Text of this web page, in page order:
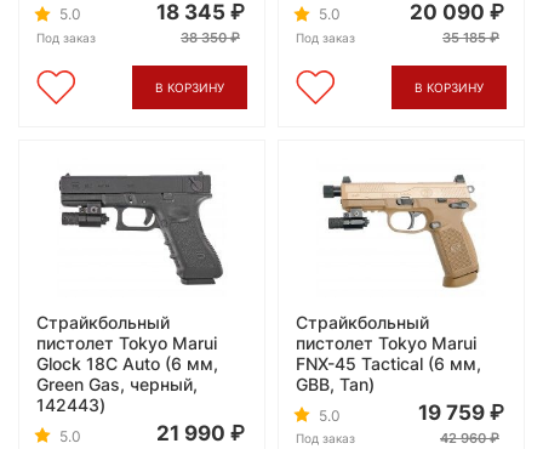
5.0
Под заказ
18 345
38 350
В КОРЗИНУ
5.0
Под заказ
20 090
35 185
В КОРЗИНУ
Страйкбольный
пистолет Tokyo Marui
Glock 18C Auto (6 мм,
Green Gas, черный,
142443)
5.0 21 990
Страйкбольный
пистолет Tokyo Marui
FNX-45 Tactical (6 мм,
GBB, Tan)
5.0
Под заказ
19 759
42 960